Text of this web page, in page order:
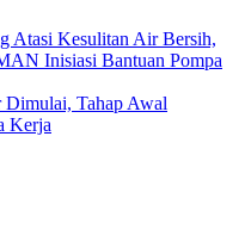
Atasi Kesulitan Air Bersih,
Inisiasi Bantuan Pompa
Dimulai, Tahap Awal
Kerja